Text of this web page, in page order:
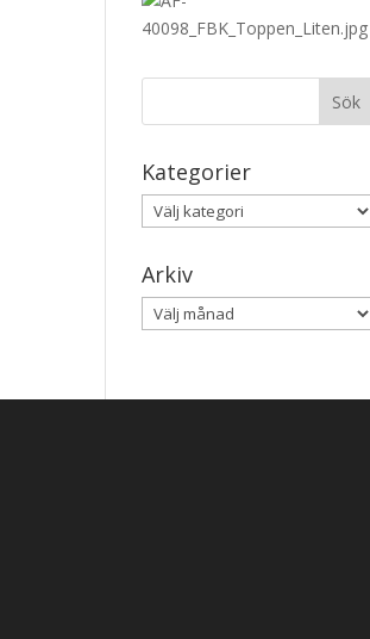
Kategorier
Kategorier
Arkiv
Arkiv